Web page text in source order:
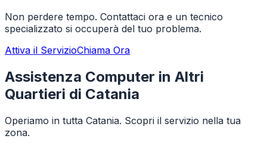
Non perdere tempo. Contattaci ora e un tecnico
specializzato si occuperà del tuo problema.
Attiva il ServizioChiama Ora
Assistenza Computer in Altri
Quartieri di Catania
Operiamo in tutta Catania. Scopri il servizio nella tua
zona.